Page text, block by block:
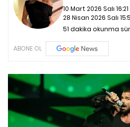
10 Mart 2026 Salı
28 Nisan 2026 Salı
51 dakika okunma
ABONE OL